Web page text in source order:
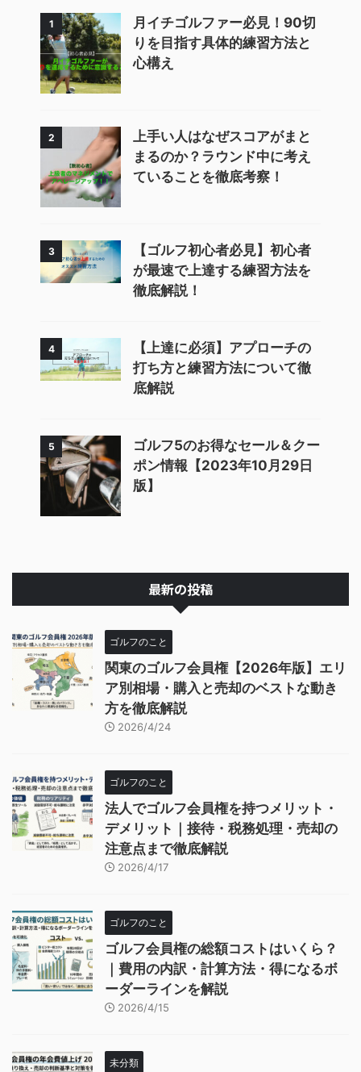
1
月イチゴルファー必見！90切
りを目指す具体的練習方法と
心構え
2
上手い人はなぜスコアがまと
まるのか？ラウンド中に考え
ていることを徹底考察！
3
【ゴルフ初心者必見】初心者
が最速で上達する練習方法を
徹底解説！
4
【上達に必須】アプローチの
打ち方と練習方法について徹
底解説
5
ゴルフ5のお得なセール＆クー
ポン情報【2023年10月29日
版】
最新の投稿
ゴルフのこと
関東のゴルフ会員権【2026年版】エリ
ア別相場・購入と売却のベストな動き
方を徹底解説
2026/4/24
ゴルフのこと
法人でゴルフ会員権を持つメリット・
デメリット｜接待・税務処理・売却の
注意点まで徹底解説
2026/4/17
ゴルフのこと
ゴルフ会員権の総額コストはいくら？
｜費用の内訳・計算方法・得になるボ
ーダーラインを解説
2026/4/15
未分類